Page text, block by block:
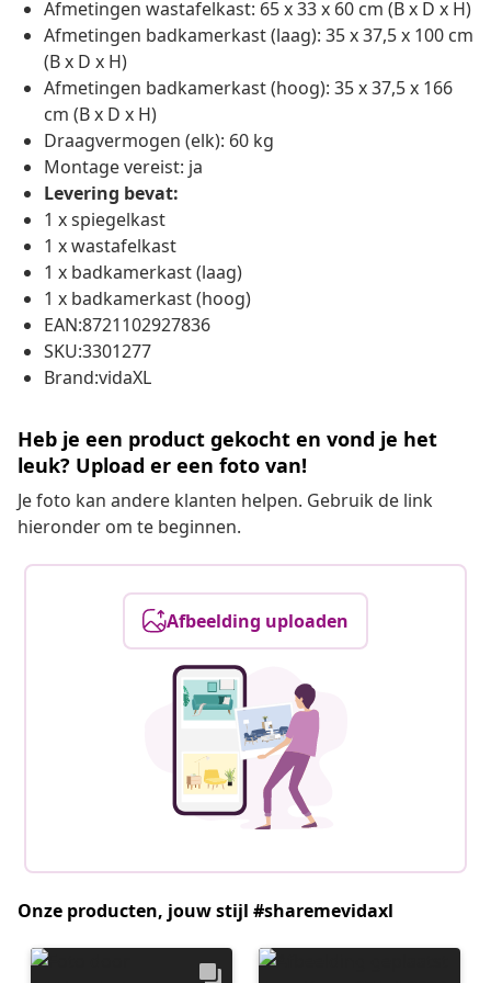
Afmetingen wastafelkast: 65 x 33 x 60 cm (B x D x H)
Afmetingen badkamerkast (laag): 35 x 37,5 x 100 cm
(B x D x H)
Afmetingen badkamerkast (hoog): 35 x 37,5 x 166
cm (B x D x H)
Draagvermogen (elk): 60 kg
Montage vereist: ja
Levering bevat:
1 x spiegelkast
1 x wastafelkast
1 x badkamerkast (laag)
1 x badkamerkast (hoog)
EAN:8721102927836
SKU:3301277
Brand:vidaXL
Heb je een product gekocht en vond je het
leuk? Upload er een foto van!
Je foto kan andere klanten helpen. Gebruik de link
hieronder om te beginnen.
Afbeelding uploaden
Onze producten, jouw stijl #sharemevidaxl